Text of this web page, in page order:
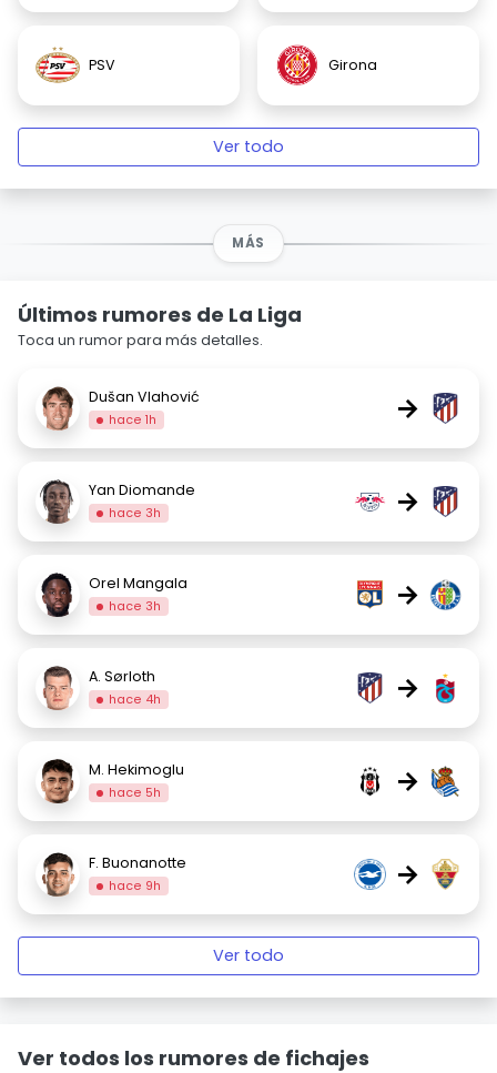
PSV Girona
Ver todo
MÁS
Últimos rumores de La Liga
Toca un rumor para más detalles.
Dušan Vlahović
hace 1h →
Yan Diomande
hace 3h →
Orel Mangala
hace 3h →
A. Sørloth
hace 4h →
M. Hekimoglu
hace 5h →
F. Buonanotte
hace 9h →
Ver todo
Ver todos los rumores de fichajes